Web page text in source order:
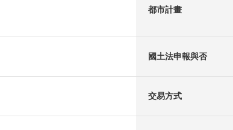
都市計畫
國土法申報與否
交易方式